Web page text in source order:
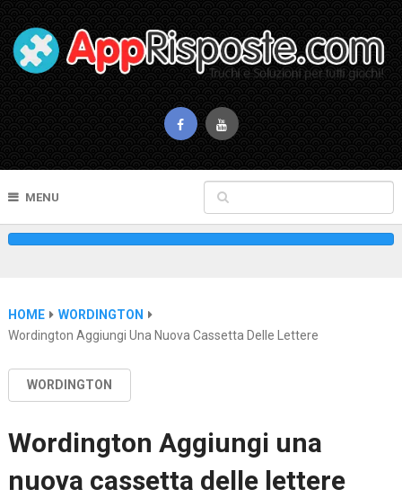
MENU
HOME
WORDINGTON
Wordington Aggiungi Una Nuova Cassetta Delle Lettere
WORDINGTON
Wordington Aggiungi una
nuova cassetta delle lettere